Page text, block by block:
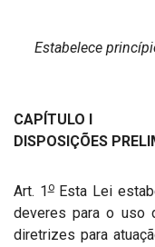
Estabelece
CAPÍTULO I
DISPOSIÇÕES
Art. 1o Esta Lei
deveres para o uso
diretrizes para